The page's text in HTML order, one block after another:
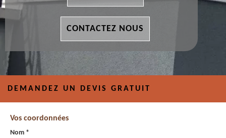
CONTACTEZ NOUS
DEMANDEZ UN DEVIS GRATUIT
Vos coordonnées
Nom *